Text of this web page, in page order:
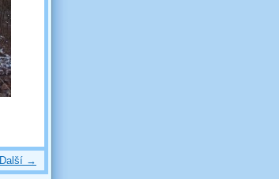
Další →